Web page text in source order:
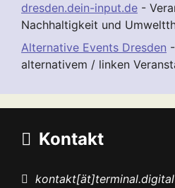
dresden.dein-input.de -
Nachhaltigkeit und
Alternative Events Dresden
alternativem / linken
Kontakt
kontakt[ät]terminal.digital